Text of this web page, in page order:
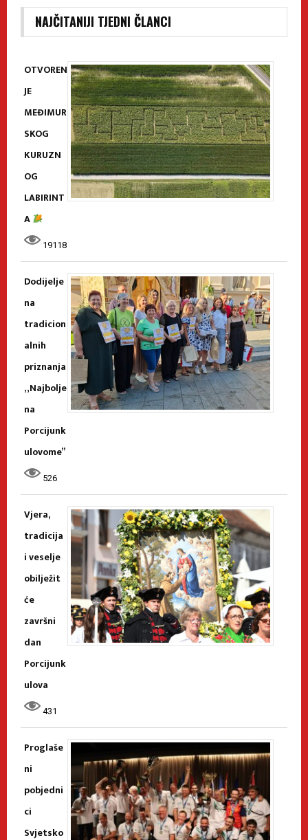
NAJČITANIJI TJEDNI ČLANCI
OTVOREN
JE
MEĐIMUR
SKOG
KURUZN
OG
LABIRINT
A
19118
Dodijelje
na
tradicion
alnih
priznanja
„Najbolje
na
Porcijunk
ulovome”
526
Vjera,
tradicija
i veselje
obilježit
će
završni
dan
Porcijunk
ulova
431
Proglaše
ni
pobjedni
ci
Svjetsko